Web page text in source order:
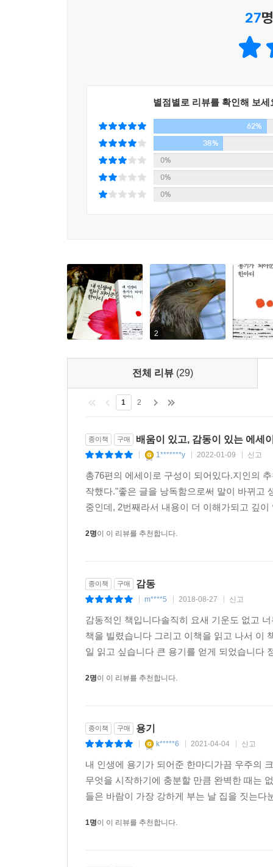
27
별점별로 리뷰를 확인해 보세
62%
38%
0%
0%
0%
2
전체 리뷰 (29)
1 2
종이책 구매 배움이 있고, 감동이 있는 에세
1*******y 2022-01-09 신고
총76편의 에세이로 구성이 되어있다.지인의
작했다."좋은 글을 낭독함으로써 말이 바뀌고
중인데, 2번째라서 내용이 더 이해가되고 깊
2명이 이 리뷰를 추천합니다.
종이책 구매 감동
m****5 2018-08-27 신고
감동적인 책입니다솔직히 요새 기운도 없고
책을 빌렸습니다 그리고 이책을 읽고 나서 이
일 읽고 싶습니다 큰 용기를 얻게 되었습니다
2명이 이 리뷰를 추천합니다.
종이책 구매 용기
k*****6 2021-04-04 신고
내 인생에 용기가 되어준 한마디가끔 우주의
무엇을 시작하기에 충분할 만큼 완벽한 때는
들은 바람이 가장 강하게 부는 날 집을 짓는
1명이 이 리뷰를 추천합니다.